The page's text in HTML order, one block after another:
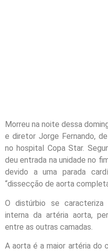
Morreu na noite dessa
e diretor Jorge Fernando,
no hospital Copa Star.
deu entrada na unidade no
devido a uma parada
“dissecção de aorta
O distúrbio se caracteriza
interna da artéria aorta,
entre as outras camadas.
A aorta é a maior artéria do